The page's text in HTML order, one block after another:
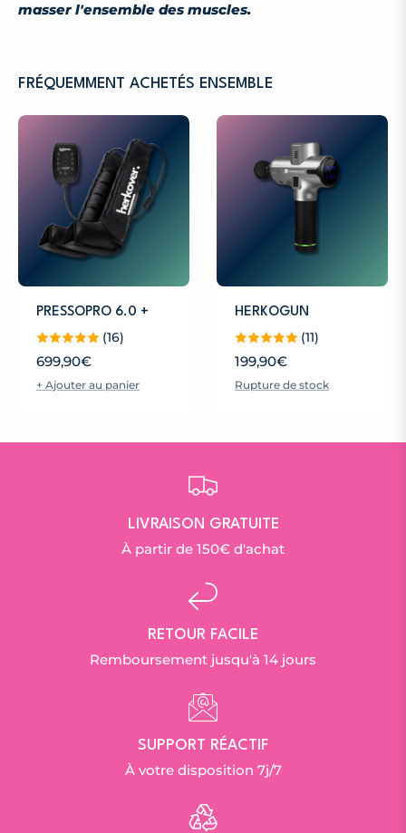
masser l'ensemble des muscles.
FRÉQUEMMENT ACHETÉS ENSEMBLE
PRESSOPRO 6.0 +
(16)
Prix
699,90€
+ Ajouter au panier
HERKOGUN
(11)
Prix
199,90€
Rupture de stock
LIVRAISON GRATUITE
À partir de 150€ d'achat
RETOUR FACILE
Remboursement jusqu'à 14 jours
SUPPORT RÉACTIF
À votre disposition 7j/7